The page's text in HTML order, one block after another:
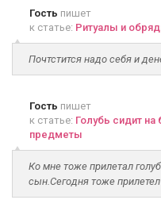
Гость пишет
к статье: Ритуалы и
Почтстится надо себя и
Гость пишет
к статье: Голубь сидит
предметы
Ко мне тоже прилетал
сын.Сегодня тоже